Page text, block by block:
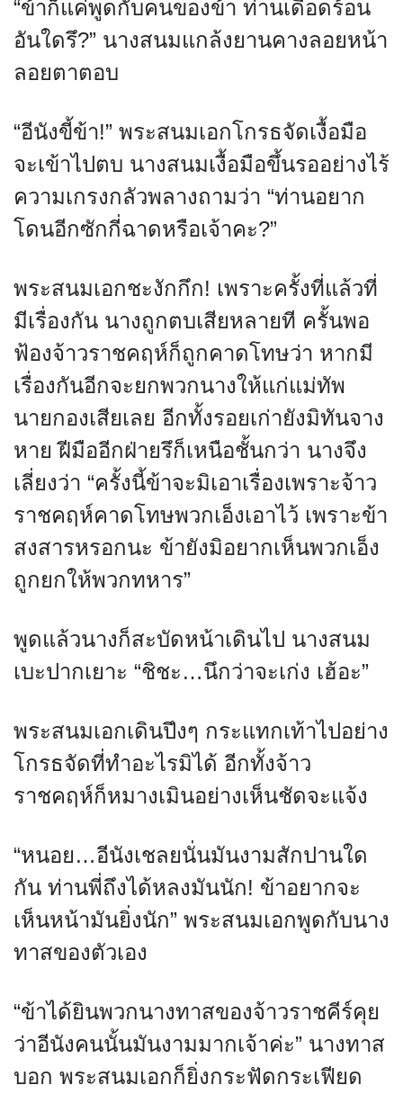
“ข้าก็แค่พูดกับคนของข้า ท่านเดือดร้อน
อันใดรึ?” นางสนมแกล้งยานคางลอยหน้า
ลอยตาตอบ
“อีนังขี้ข้า!” พระสนมเอกโกรธจัดเงื้อมือ
จะเข้าไปตบ นางสนมเงื้อมือขึ้นรออย่างไร้
ความเกรงกลัวพลางถามว่า “ท่านอยาก
โดนอีกซักกี่ฉาดหรือเจ้าคะ?”
พระสนมเอกชะงักกึก! เพราะครั้งที่แล้วที่
มีเรื่องกัน นางถูกตบเสียหลายที ครั้นพอ
ฟ้องจ้าวราชคฤห์ก็ถูกคาดโทษว่า หากมี
เรื่องกันอีกจะยกพวกนางให้แก่แม่ทัพ
นายกองเสียเลย อีกทั้งรอยเก่ายังมิทันจาง
หาย ฝีมืออีกฝ่ายรึก็เหนือชั้นกว่า นางจึง
เลี่ยงว่า “ครั้งนี้ข้าจะมิเอาเรื่องเพราะจ้าว
ราชคฤห์คาดโทษพวกเอ็งเอาไว้ เพราะข้า
สงสารหรอกนะ ข้ายังมิอยากเห็นพวกเอ็ง
ถูกยกให้พวกทหาร”
พูดแล้วนางก็สะบัดหน้าเดินไป นางสนม
เบะปากเยาะ “ชิชะ…นึกว่าจะเก่ง เฮ้อะ”
พระสนมเอกเดินปึงๆ กระแทกเท้าไปอย่าง
โกรธจัดที่ทำอะไรมิได้ อีกทั้งจ้าว
ราชคฤห์ก็หมางเมินอย่างเห็นชัดจะแจ้ง
“หนอย…อีนังเชลยนั่นมันงามสักปานใด
กัน ท่านพี่ถึงได้หลงมันนัก! ข้าอยากจะ
เห็นหน้ามันยิ่งนัก” พระสนมเอกพูดกับนาง
ทาสของตัวเอง
“ข้าได้ยินพวกนางทาสของจ้าวราชคีร์คุย
ว่าอีนังคนนั้นมันงามมากเจ้าค่ะ” นางทาส
บอก พระสนมเอกก็ยิ่งกระฟัดกระเฟียด